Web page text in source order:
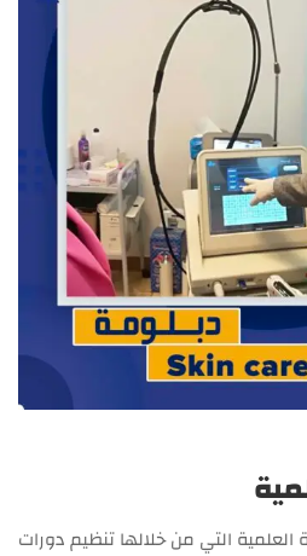
التي من خلالها تنظيم دورات